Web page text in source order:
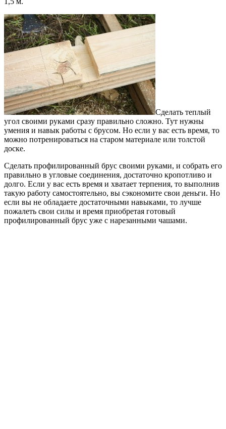
Сделать теплый
угол своими руками сразу правильно сложно. Тут нужны
умения и навык работы с брусом. Но если у вас есть время, то
можно потренироваться на старом материале или толстой
доске.
Сделать профилированный брус своими руками, и собрать его
правильно в угловые соединения, достаточно кропотливо и
долго. Если у вас есть время и хватает терпения, то выполнив
такую работу самостоятельно, вы сэкономите свои деньги. Но
если вы не обладаете достаточными навыками, то лучше
пожалеть свои силы и время приобретая готовый
профилированный брус уже с нарезанными чашами.